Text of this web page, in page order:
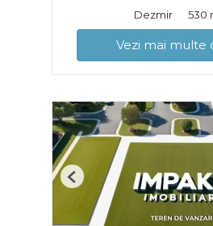
Dezmir
530
Vezi mai multe
Previous